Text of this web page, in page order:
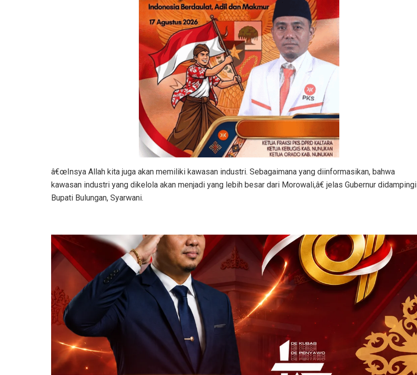
â€œInsya Allah kita juga akan memiliki kawasan industri. Sebagaimana yang diinformasikan, bahwa
kawasan industri yang dikelola akan menjadi yang lebih besar dari Morowali,â€ jelas Gubernur didampingi
Bupati Bulungan, Syarwani.